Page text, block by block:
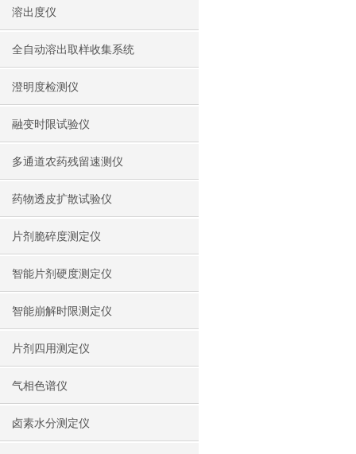
溶出度仪
全自动溶出取样收集系统
澄明度检测仪
融变时限试验仪
多通道农药残留速测仪
药物透皮扩散试验仪
片剂脆碎度测定仪
智能片剂硬度测定仪
智能崩解时限测定仪
片剂四用测定仪
气相色谱仪
卤素水分测定仪